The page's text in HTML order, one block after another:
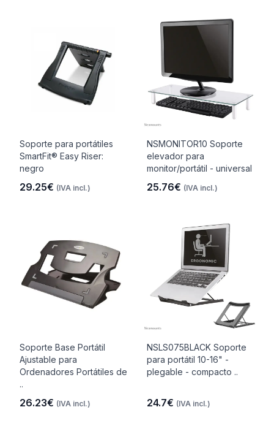
Soporte para portátiles
SmartFit® Easy Riser:
negro
29.25€ (IVA incl.)
NSMONITOR10 Soporte
elevador para
monitor/portátil - universal
25.76€ (IVA incl.)
Soporte Base Portátil
Ajustable para
Ordenadores Portátiles de
..
26.23€ (IVA incl.)
NSLS075BLACK Soporte
para portátil 10-16" -
plegable - compacto ..
24.7€ (IVA incl.)